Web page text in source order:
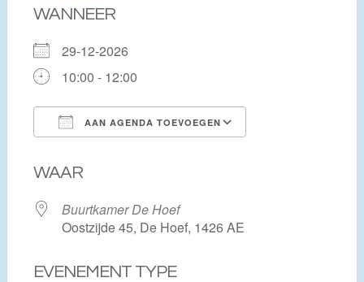
WANNEER
29-12-2026
10:00 - 12:00
AAN AGENDA TOEVOEGEN
WAAR
Buurtkamer De Hoef
Oostzijde 45, De Hoef, 1426 AE
EVENEMENT TYPE